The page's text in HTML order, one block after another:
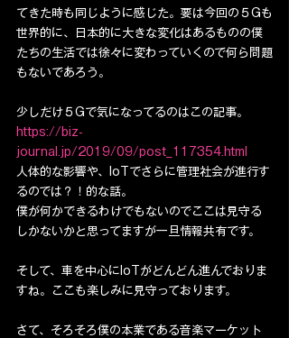
てきた時も同じように感じた。要は今回の５Gも
世界的に、日本的に大きな変化はあるものの僕
たちの生活では徐々に変わっていくので何ら問題
もないであろう。
少しだけ５Gで気になってるのはこの記事。
https://biz-
journal.jp/2019/09/post_117354.html
人体的な影響や、IoTでさらに管理社会が進行す
るのでは？！的な話。
僕が何かできるわけでもないのでここは見守る
しかないかと思ってますが一旦情報共有です。
そして、車を中心にIoTがどんどん進んでおりま
すね。ここも楽しみに見守っております。
さて、そろそろ僕の本業である音楽マーケット